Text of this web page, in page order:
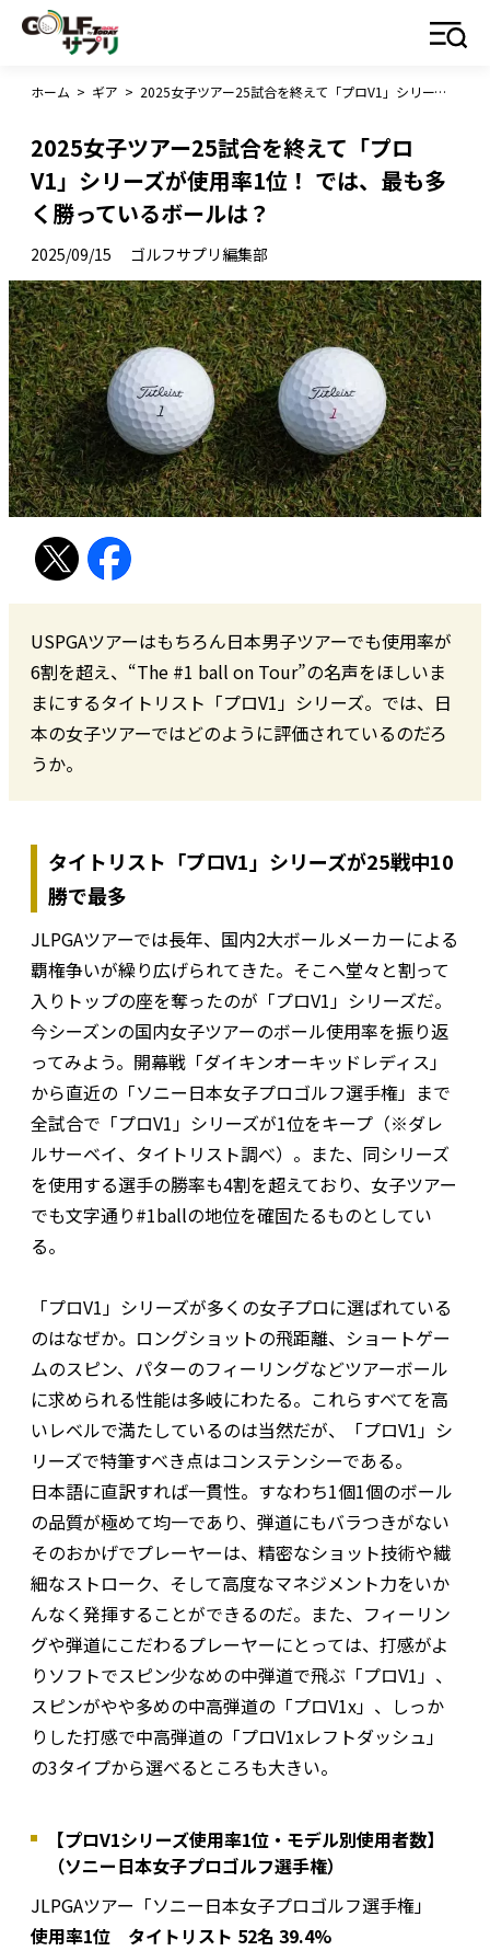
ホーム > ギア > 2025女子ツアー25試合を終えて「プロV1」シリーズが使用率1位！ では、最も多く勝っているボールは？
2025女子ツアー25試合を終えて「プロ
V1」シリーズが使用率1位！ では、最も多
く勝っているボールは？
2025/09/15 ゴルフサプリ編集部
USPGAツアーはもちろん日本男子ツアーでも使用率が
6割を超え、“The #1 ball on Tour”の名声をほしいま
まにするタイトリスト「プロV1」シリーズ。では、日
本の女子ツアーではどのように評価されているのだろ
うか。
タイトリスト「プロV1」シリーズが25戦中10
勝で最多
JLPGAツアーでは長年、国内2大ボールメーカーによる
覇権争いが繰り広げられてきた。そこへ堂々と割って
入りトップの座を奪ったのが「プロV1」シリーズだ。
今シーズンの国内女子ツアーのボール使用率を振り返
ってみよう。開幕戦「ダイキンオーキッドレディス」
から直近の「ソニー日本女子プロゴルフ選手権」まで
全試合で「プロV1」シリーズが1位をキープ（※ダレ
ルサーベイ、タイトリスト調べ）。また、同シリーズ
を使用する選手の勝率も4割を超えており、女子ツアー
でも文字通り#1ballの地位を確固たるものとしてい
る。
「プロV1」シリーズが多くの女子プロに選ばれている
のはなぜか。ロングショットの飛距離、ショートゲー
ムのスピン、パターのフィーリングなどツアーボール
に求められる性能は多岐にわたる。これらすべてを高
いレベルで満たしているのは当然だが、「プロV1」シ
リーズで特筆すべき点はコンステンシーである。
日本語に直訳すれば一貫性。すなわち1個1個のボール
の品質が極めて均一であり、弾道にもバラつきがない
そのおかげでプレーヤーは、精密なショット技術や繊
細なストローク、そして高度なマネジメント力をいか
んなく発揮することができるのだ。また、フィーリン
グや弾道にこだわるプレーヤーにとっては、打感がよ
りソフトでスピン少なめの中弾道で飛ぶ「プロV1」、
スピンがやや多めの中高弾道の「プロV1x」、しっか
りした打感で中高弾道の「プロV1xレフトダッシュ」
の3タイプから選べるところも大きい。
【プロV1シリーズ使用率1位・モデル別使用者数】
（ソニー日本女子プロゴルフ選手権）
JLPGAツアー「ソニー日本女子プロゴルフ選手権」
使用率1位 タイトリスト 52名 39.4%